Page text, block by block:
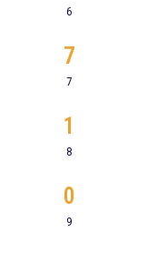
6
7
7
8
1
9
0